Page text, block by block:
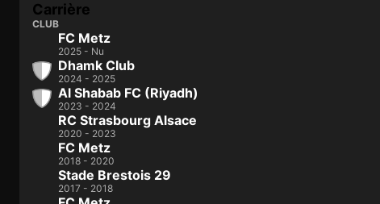
Carrière
CLUB
FC Metz
2025 - Nu
Dhamk Club
2024 - 2025
Al Shabab FC (Riyadh)
2023 - 2024
RC Strasbourg Alsace
2020 - 2023
FC Metz
2018 - 2020
Stade Brestois 29
2017 - 2018